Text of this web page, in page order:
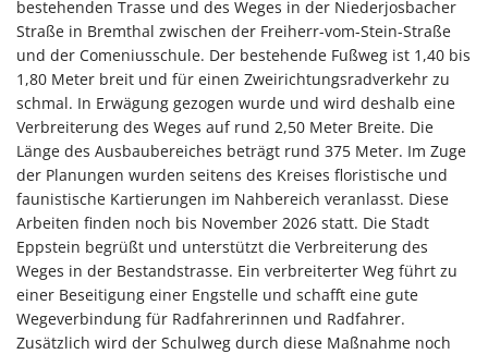
bestehenden Trasse und des Weges in der Niederjosbacher
Straße in Bremthal zwischen der Freiherr-vom-Stein-Straße
und der Comeniusschule. Der bestehende Fußweg ist 1,40 bis
1,80 Meter breit und für einen Zweirichtungsradverkehr zu
schmal. In Erwägung gezogen wurde und wird deshalb eine
Verbreiterung des Weges auf rund 2,50 Meter Breite. Die
Länge des Ausbaubereiches beträgt rund 375 Meter. Im Zuge
der Planungen wurden seitens des Kreises floristische und
faunistische Kartierungen im Nahbereich veranlasst. Diese
Arbeiten finden noch bis November 2026 statt. Die Stadt
Eppstein begrüßt und unterstützt die Verbreiterung des
Weges in der Bestandstrasse. Ein verbreiterter Weg führt zu
einer Beseitigung einer Engstelle und schafft eine gute
Wegeverbindung für Radfahrerinnen und Radfahrer.
Zusätzlich wird der Schulweg durch diese Maßnahme noch